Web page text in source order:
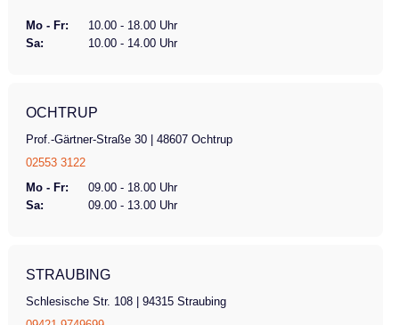
Mo - Fr:
10.00 - 18.00 Uhr
Sa:
10.00 - 14.00 Uhr
OCHTRUP
Prof.-Gärtner-Straße 30 | 48607 Ochtrup
02553 3122
Mo - Fr:
09.00 - 18.00 Uhr
Sa:
09.00 - 13.00 Uhr
STRAUBING
Schlesische Str. 108 | 94315 Straubing